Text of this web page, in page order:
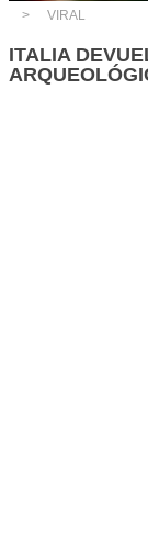
VIRAL
ITALIA